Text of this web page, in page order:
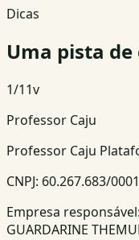
Dicas
Uma pista de
1/11v
Professor Caju
Professor Caju
CNPJ: 60.267.683/
Empresa responsável:
GUARDARINE